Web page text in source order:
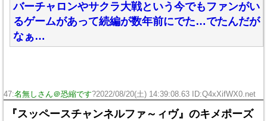
バーチャロンやサクラ大戦という今でもファンがい
るゲームがあって続編が数年前にでた…でたんだが
なぁ…
47:名無しさん＠恐縮です?2022/08/20(土) 14:39:08.63 ID:Q4xXifWX0.net
『スッペースチャンネルファ～ィヴ』のキメポーズ